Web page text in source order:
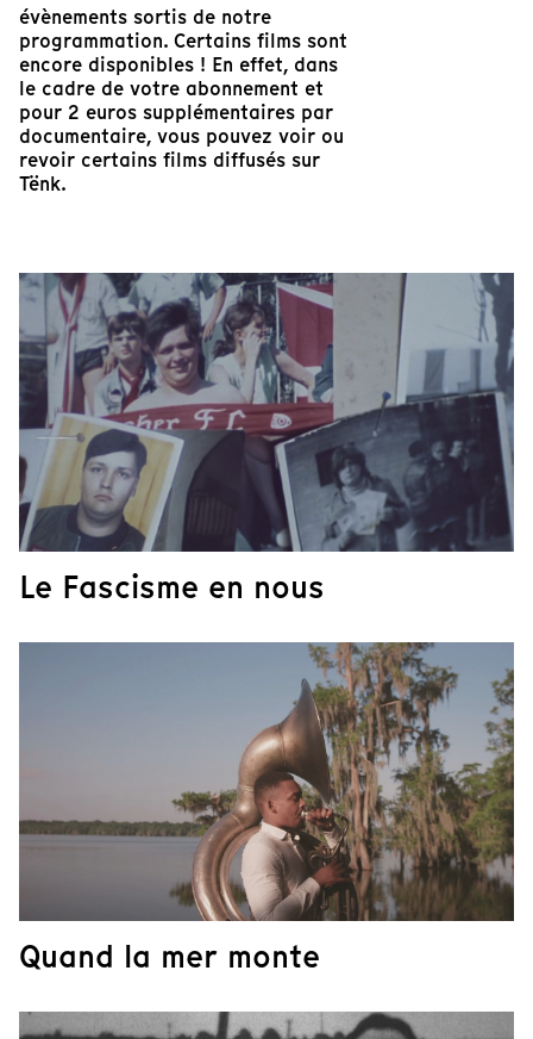
évènements sortis de notre
programmation. Certains films sont
encore disponibles ! En effet, dans
le cadre de votre abonnement et
pour 2 euros supplémentaires par
documentaire, vous pouvez voir ou
revoir certains films diffusés sur
Tënk.
Le Fascisme en nous
Quand la mer monte